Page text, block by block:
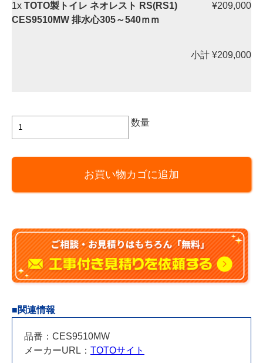
1x TOTO製トイレ ネオレスト RS(RS1)
CES9510MW 排水心305～540ｍｍ
¥209,000
小計 ¥209,000
数量
TOTO
ネ
ス
ト
RS(RS1)
CES9510MW
水
心
305
お買い物カゴに追加
■関連情報
品番：CES9510MW
メーカーURL： TOTOサイト